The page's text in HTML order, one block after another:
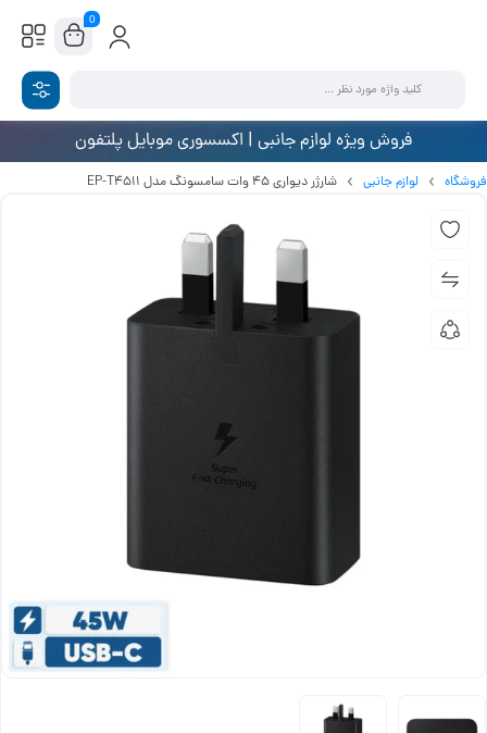
0
فروش ویژه لوازم جانبی | اکسسوری موبایل پلتفون
فروشگاه لوازم جانبی شارژر دیواری 45 وات سامسونگ مدل EP-T4511